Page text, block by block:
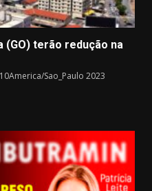
(GO) terão redução na
Sao_Paulo 2023